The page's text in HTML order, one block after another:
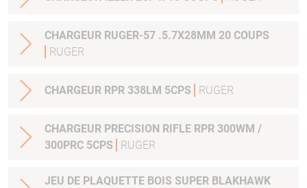
CHARGEUR RUGER-57 .5.7X28MM 20 COUPS
RUGER
CHARGEUR RPR 338LM 5CPS RUGER
CHARGEUR PRECISION RIFLE RPR 300WM /
300PRC 5CPS
RUGER
JEU DE PLAQUETTE BOIS SUPER BLAKHAWK